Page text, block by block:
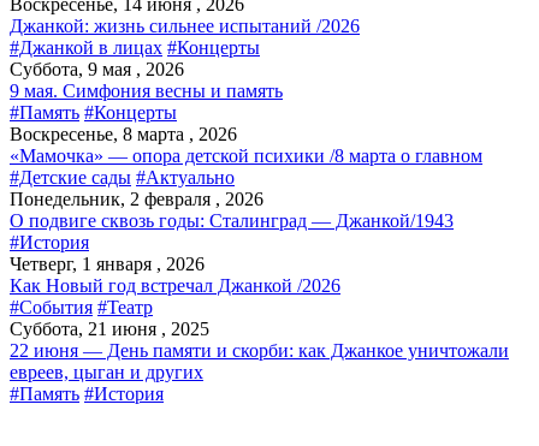
Джанкой: жизнь сильнее испытаний /2026
#Джанкой в лицах #Концерты
Суббота, 9 мая , 2026
9 мая. Симфония весны и память
#Память #Концерты
Воскресенье, 8 марта , 2026
«Мамочка» — опора детской психики /8 марта о главном
#Детские сады #Актуально
Понедельник, 2 февраля , 2026
О подвиге сквозь годы: Сталинград — Джанкой/1943
#История
Четверг, 1 января , 2026
Как Новый год встречал Джанкой /2026
#События #Театр
Суббота, 21 июня , 2025
22 июня — День памяти и скорби: как Джанкое уничтожали
евреев, цыган и других
#Память #История